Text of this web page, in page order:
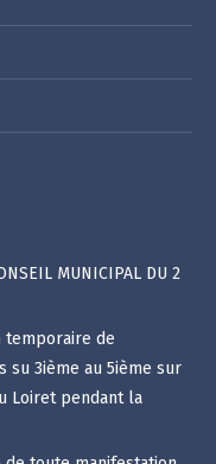
MUNICIPAL DU 2
de
su 3ième au 5ième sur
Loiret pendant la